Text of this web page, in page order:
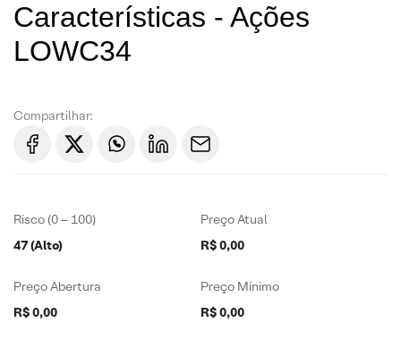
Características - Ações
LOWC34
Compartilhar:
Risco (0 – 100)
47 (Alto)
Preço Atual
R$ 0,00
Preço Abertura
R$ 0,00
Preço Mínimo
R$ 0,00